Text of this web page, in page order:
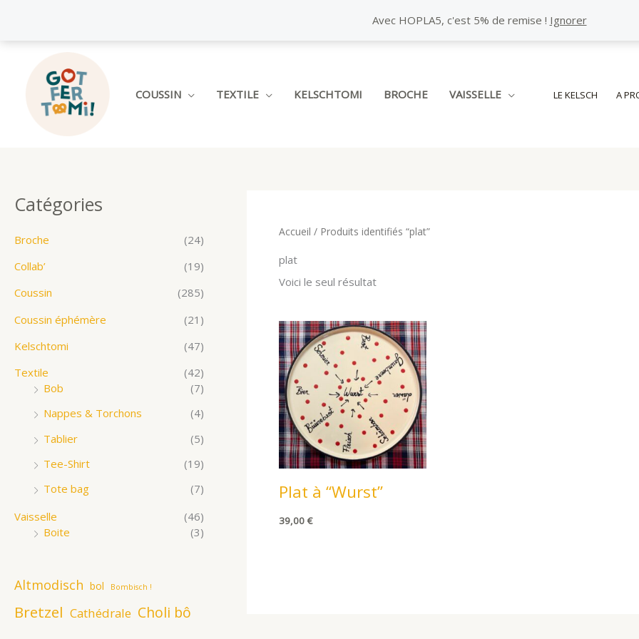
Avec HOPLA5, c'est 5% de remise ! Ignorer
COUSSIN TEXTILE KELSCHTOMI BROCHE VAISSELLE LE KELSCH A
Catégories
Broche
(24)
Collab’
(19)
Coussin
(285)
Coussin éphémère
(21)
Kelschtomi
(47)
Textile
(42)
Bob
(7)
Nappes & Torchons
(4)
Tablier
(5)
Tee-Shirt
(19)
Tote bag
(7)
Vaisselle
(46)
Boite
(3)
Altmodisch bol Bombisch !
Bretzel Cathédrale Choli bô
Accueil / Produits identifiés “plat”
plat
Voici le seul résultat
Plat à “Wurst”
39,00€